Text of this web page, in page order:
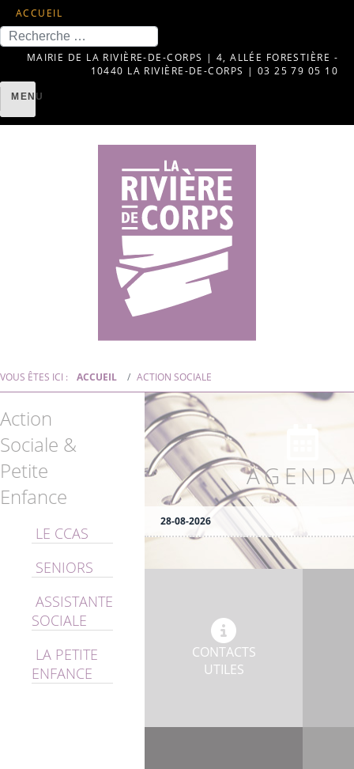
ACCUEIL
Recherche
MAIRIE DE LA RIVIÈRE-DE-CORPS | 4, ALLÉE FORESTIÈRE -
10440 LA RIVIÈRE-DE-CORPS | 03 25 79 05 10
VOUS ÊTES ICI : ACCUEIL ACTION SOCIALE
Action
Sociale &
Petite
Enfance
LE CCAS
SENIORS
ASSISTANTE
SOCIALE
LA PETITE
ENFANCE
28-08-2026
CONTACTS
UTILES